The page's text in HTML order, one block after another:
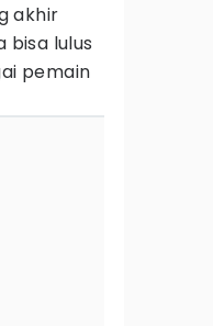
akhir
bisa lulus
pemain